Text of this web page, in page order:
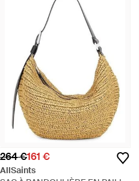
264 €161 €
AllSaints